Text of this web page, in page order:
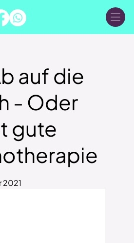
auf die
- Oder
gute
2021